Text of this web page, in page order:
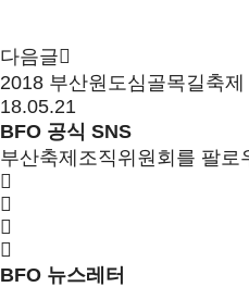
다음글
2018 부산원도심골목길축
18.05.21
BFO 공식 SNS
부산축제조직위원회를 팔로
BFO 뉴스레터